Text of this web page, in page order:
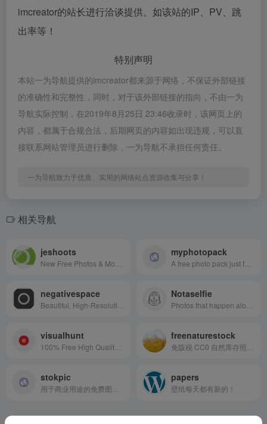
imcreator的站长进行洽谈提供。如该站的IP、PV、跳
出率等！
特别声明
本站一为导航提供的imcreator都来源于网络，不保证外部链接
的准确性和完整性，同时，对于该外部链接的指向，不由一为
导航实际控制，在2019年8月25日 23:46收录时，该网页上的
内容，都属于合规合法，后期网页的内容如出现违规，可以直
接联系网站管理员进行删除，一为导航不承担任何责任。
一为导航致力于优质、实用的网络站点资源收集与分享！
相关导航
jeshoots myphotopack
negativespace Notaselfie
visualhunt freenaturestock
stokpic papers
壁纸每天都有新的！